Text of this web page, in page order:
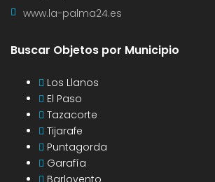
www.la-palma24.es
Buscar Objetos por Municipio
Los Llanos
El Paso
Tazacorte
Tijarafe
Puntagorda
Garafía
Barlovento